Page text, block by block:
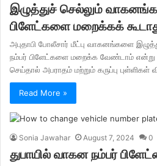
இழுத்துச் செல்லும்
பிளேட்களை மறைக்கக்
அபுதாபி போலீசார் மீட்பு வாகனங்களை
நம்பர் பிளேட்களை மறைக்க வேண்டாம் என்று
செய்தால் அபராதம் மற்றும் கருப்பு புள்ளிகள்
Read More »
Sonia Jawahar August 7, 2024 0
துபாயில் வாகன நம்பர்